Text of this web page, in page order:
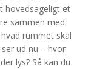
hovedsageligt et
sammen med
rummet skal
ud nu – hvor
lys? Så kan du